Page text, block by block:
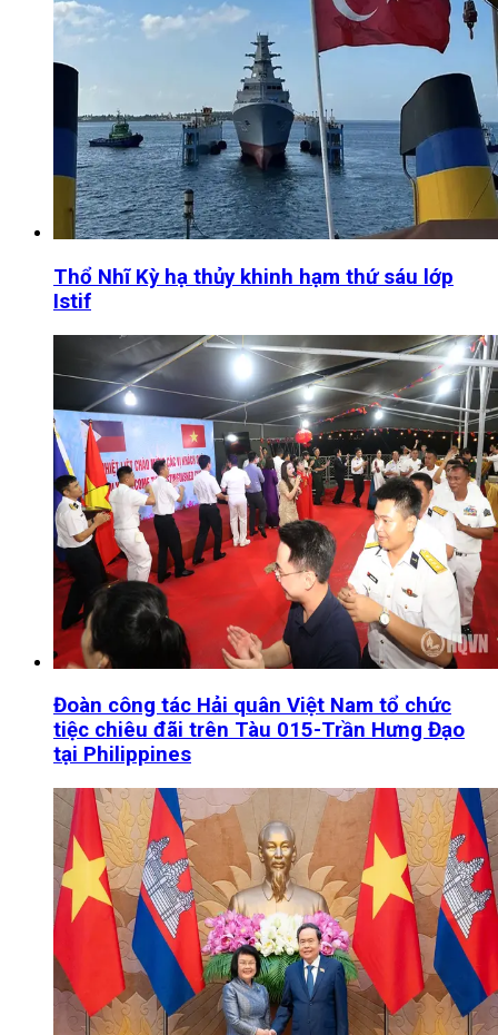
Thổ Nhĩ Kỳ hạ thủy khinh hạm thứ sáu lớp
Istif
Đoàn công tác Hải quân Việt Nam tổ chức
tiệc chiêu đãi trên Tàu 015-Trần Hưng Đạo
tại Philippines